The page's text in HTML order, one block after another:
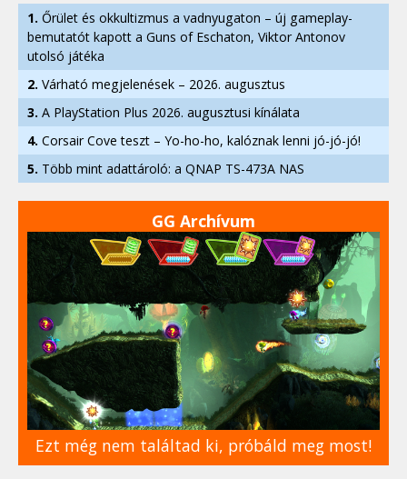
1. Őrület és okkultizmus a vadnyugaton – új gameplay-
bemutatót kapott a Guns of Eschaton, Viktor Antonov
utolsó játéka
2. Várható megjelenések – 2026. augusztus
3. A PlayStation Plus 2026. augusztusi kínálata
4. Corsair Cove teszt – Yo-ho-ho, kalóznak lenni jó-jó-jó!
5. Több mint adattároló: a QNAP TS-473A NAS
GG Archívum
Ezt még nem találtad ki, próbáld meg most!